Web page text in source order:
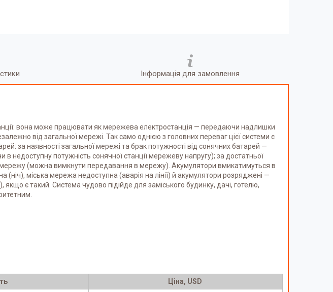
Інформація для замовлення
вона може працювати як мережева електростанція — передаючи надлишки
від загальної мережі. Так само однією з головних переваг цієї системи є
за наявності загальної мережі та брак потужності від сонячних батарей —
потужність сонячної станції мережеву напругу); за достатньої
(можна вимкнути передавання в мережу). Акумулятори вмикатимуться в
(ніч), міська мережа недоступна (аварія на лінії) й акумулятори розряджені —
є такий. Система чудово підійде для заміського будинку, дачі, готелю,
Ціна, USD